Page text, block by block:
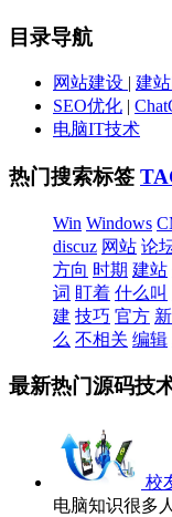
目录导航
网站建设 | 建
SEO优化 |
电脑IT技术
热门搜索标签
Win Windows
discuz 网站 论
方向 时期 建站
词 盯着 什么叫
建 技巧 官方
么 不相关 编辑
最新热门源码技
校
电脑知识很多